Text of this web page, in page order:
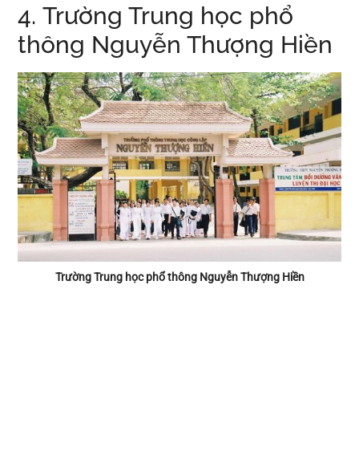
4. Trường Trung học phổ
thông Nguyễn Thượng Hiền
Trường Trung học phổ thông Nguyễn Thượng Hiền